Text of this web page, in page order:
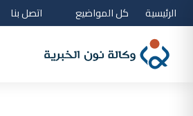
الرئيسية كل المواضيع اتصل بنا